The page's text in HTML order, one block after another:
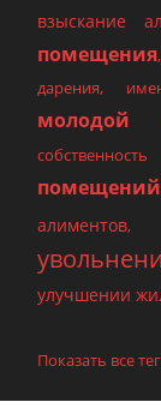
взыскание
помещения
дарения,
молодой
помещений
алиментов
улучшении
Показать все